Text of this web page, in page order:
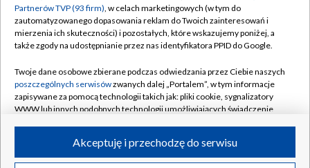
Centrum informacji TVP
Naziemna Telewizja Cyfrowa
Rada Programowa
System NOS
Informacje o nadawcy
Program dla prasy
Moje zgody
Pomoc
Kontakt
Kanały
©2026 Telewizja Polska S.A. w likwidacji
Partnerów TVP (93 firm), w celach marketingowych (w tym do
zautomatyzowanego dopasowania reklam do Twoich zainteresowań i
mierzenia ich skuteczności) i pozostałych, które wskazujemy poniżej, a
także zgody na udostępnianie przez nas identyfikatora PPID do Google.
Twoje dane osobowe zbierane podczas odwiedzania przez Ciebie naszych
poszczególnych serwisówzwanych dalej „Portalem”, w tym informacje
zapisywane za pomocą technologii takich jak: pliki cookie, sygnalizatory
WWW lub innych podobnych technologii umożliwiających świadczenie
ruchu w Internecie.Akceptuję i przechodzę do serwisu